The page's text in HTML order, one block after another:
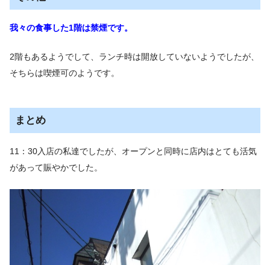
我々の食事した1階は禁煙です。
2階もあるようでして、ランチ時は開放していないようでしたが、
そちらは喫煙可のようです。
まとめ
11：30入店の私達でしたが、オープンと同時に店内はとても活気
があって賑やかでした。